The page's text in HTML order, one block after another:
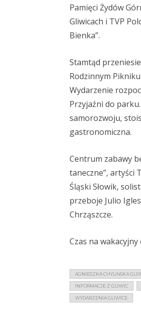
Pamięci Żydów
Gliwicach i TVP
Bienka”.
Stamtąd
Rodzinnym
Wydarzenie
Przyjaźni do
samorozwoju,
gastronomiczna.
Centrum zabawy
taneczne”, artyści
Śląski Słowik,
przeboje Julio
Chrząszcze.
Czas na
AGNIESZKA CHYLIŃSKA
INFORMACJE Z GLIWIC
WYDARZENIA GLIWICE